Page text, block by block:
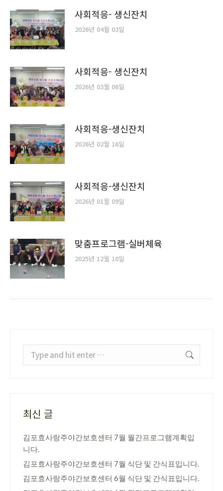
사회적응- 생신잔치
2026년 04월 03일
사회적응- 생신잔치
2026년 03월 06일
사회적응-생신잔치
2026년 02월 16일
사회적응-생신잔치
2026년 01월 09일
맞춤프로그램-실버체육
2025년 12월 10일
Search:
최신 글
김포효사랑주야간보호센터 7월 월간프로그램계획입
니다.
김포효사랑주야간보호센터 7월 식단 및 간식표입니다.
김포효사랑주야간보호센터 6월 식단 및 간식표입니다.